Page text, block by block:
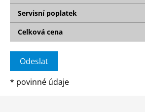
Servisní poplatek
Celková cena
* povinné údaje